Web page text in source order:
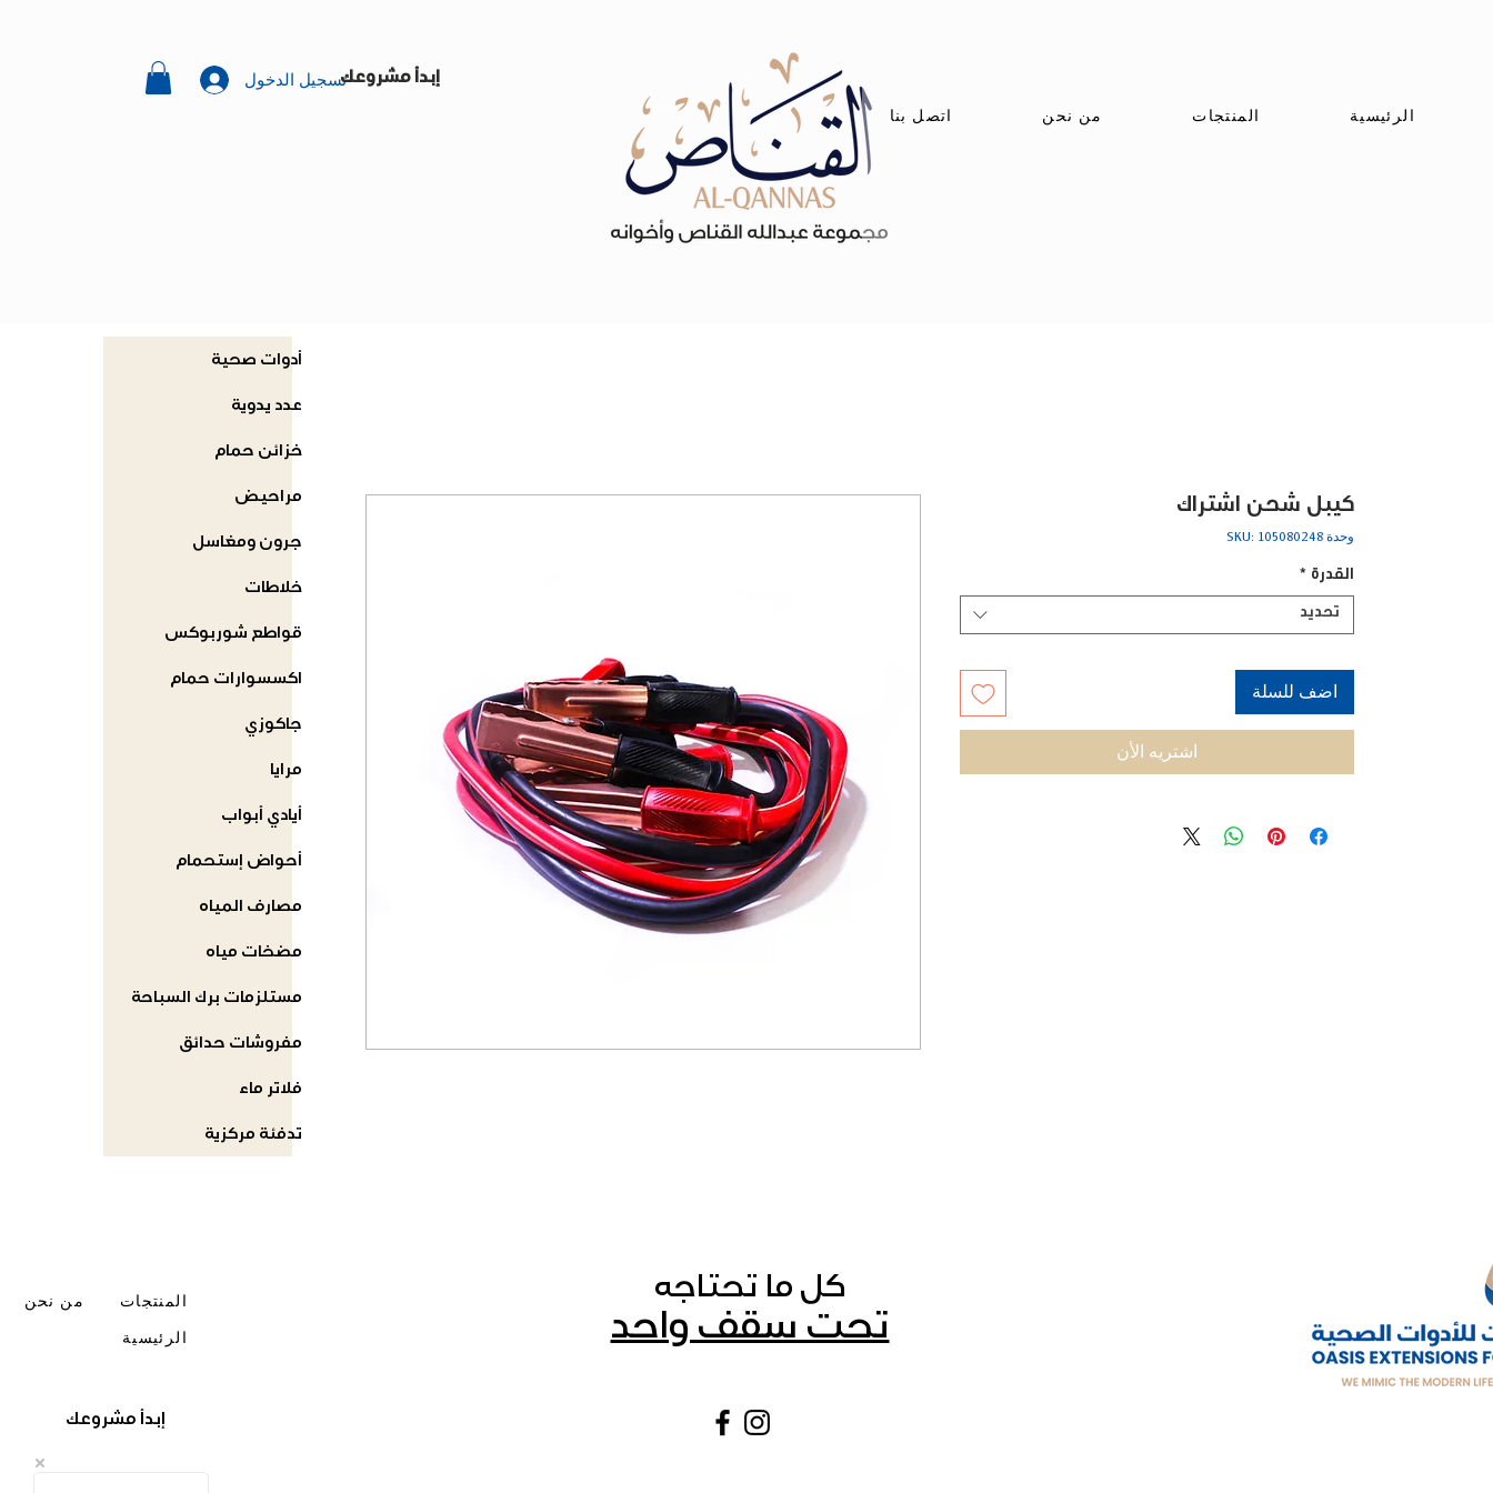
تسجيل الدخولإبدأ مشروعك
الرئيسية المنتجات من نحن اتصل بنا
أدوات صحية
عدد يدوية
خزائن حمام
مراحيض
جرون ومغاسل
خلاطات
قواطع شوربوكس
اكسسوارات حمام
جاكوزي
مرايا
أيادي أبواب
أحواض إستحمام
مصارف المياه
مضخات مياه
مستلزمات برك السباحة
مفروشات حدائق
فلاتر ماء
تدفئة مركزية
كيبل شحن اشتراك
وحدة SKU: 105080248
القدرة *
تحديد
اضف للسلة
اشتريه الأن
إبدأ مشروعك
من نحن
المنتجات
الرئيسية
كل ما تحتاجه
تحت سقف واحد